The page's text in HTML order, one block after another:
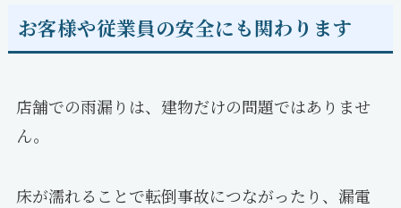
お客様や従業員の安全にも関わります
店舗での雨漏りは、建物だけの問題ではありませ
ん。
床が濡れることで転倒事故につながったり、漏電